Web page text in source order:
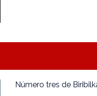
Número tres de